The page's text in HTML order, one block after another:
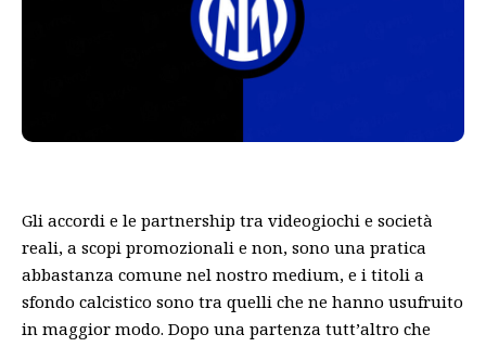
Gli accordi e le partnership tra videogiochi e società
reali, a scopi promozionali e non, sono una pratica
abbastanza comune nel nostro medium, e i titoli a
sfondo calcistico sono tra quelli che ne hanno usufruito
in maggior modo. Dopo una partenza tutt’altro che